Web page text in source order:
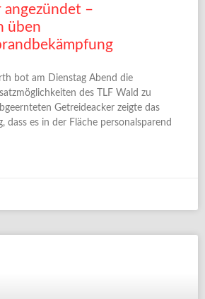
angezündet –
üben
bot am Dienstag Abend die
des TLF Wald zu
Getreideacker zeigte das
dass es in der Fläche personalsparend